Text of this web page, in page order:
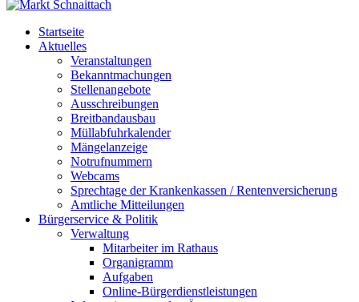
Startseite
Aktuelles
Veranstaltungen
Bekanntmachungen
Stellenangebote
Ausschreibungen
Breitbandausbau
Müllabfuhrkalender
Mängelanzeige
Notrufnummern
Webcams
Sprechtage der Krankenkassen / Rentenversicherung
Amtliche Mitteilungen
Bürgerservice & Politik
Verwaltung
Mitarbeiter im Rathaus
Organigramm
Aufgaben
Online-Bürgerdienstleistungen